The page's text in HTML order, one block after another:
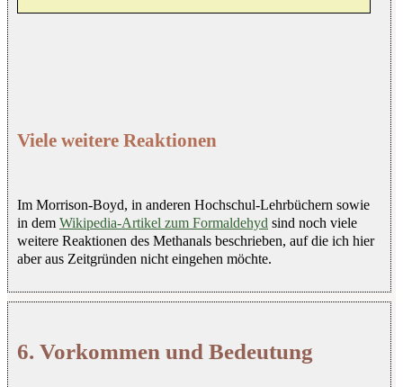
Viele weitere Reaktionen
Im Morrison-Boyd, in anderen Hochschul-Lehrbüchern sowie
in dem Wikipedia-Artikel zum Formaldehyd sind noch viele
weitere Reaktionen des Methanals beschrieben, auf die ich hier
aber aus Zeitgründen nicht eingehen möchte.
6. Vorkommen und Bedeutung